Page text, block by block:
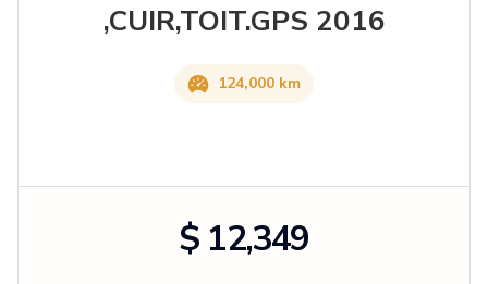
,CUIR,TOIT.GPS 2016
124,000 km
$ 12,349